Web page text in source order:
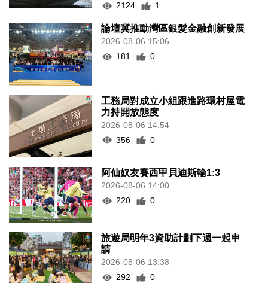
2124
1
論壇冀推動灣區銀髮金融創新發展
2026-08-06 15:06
181
0
工務局對成立小組跟進路環村屋電
力持開放態度
2026-08-06 14:54
356
0
阿仙奴友賽西甲貝迪斯輸1:3
2026-08-06 14:00
220
0
旅遊局明年3資助計劃下週一起申
請
2026-08-06 13:38
292
0